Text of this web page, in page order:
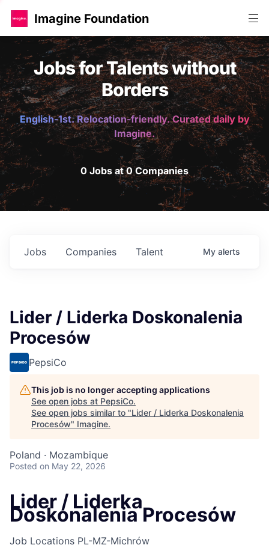
Imagine Foundation
Jobs for Talents without
Borders
English-1st. Relocation-friendly. Curated daily by
Imagine.
0 Jobs at 0 Companies
Jobs Companies Talent My alerts
Lider / Liderka Doskonalenia
Procesów
PepsiCo
This job is no longer accepting applications
See open jobs at PepsiCo.
See open jobs similar to "Lider / Liderka Doskonalenia
Procesów" Imagine.
Poland · Mozambique
Posted on May 22, 2026
Lider / Liderka
Doskonalenia Procesów
Job Locations PL-MZ-Michrów